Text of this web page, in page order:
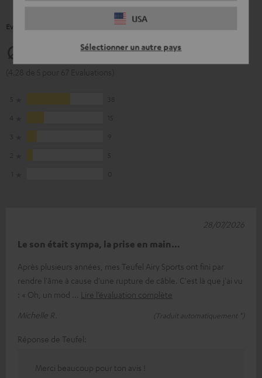
USA
Sélectionner un autre pays
Evaluations de nos client(e)s pour ce produit.
Le son était sympa, la prise en main…
Après plusieurs années, mes Teufel Airy Sports ont fini par
rendre l'âme à cause d'une rupture de câble. C'est là que j'ai vu
: « Oh, un mod
Lire l’évaluation complète
Michelle R.
(Traduit automatiquement *)
28/07/2026
Réponse de Teufel:
Merci beaucoup pour ton avis !